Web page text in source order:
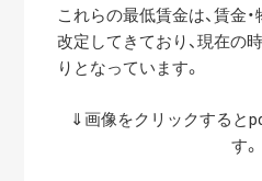
これらの最低賃金は、賃金
改定してきており、現在の
りとなっています。
⇓画像をクリックすると
す。